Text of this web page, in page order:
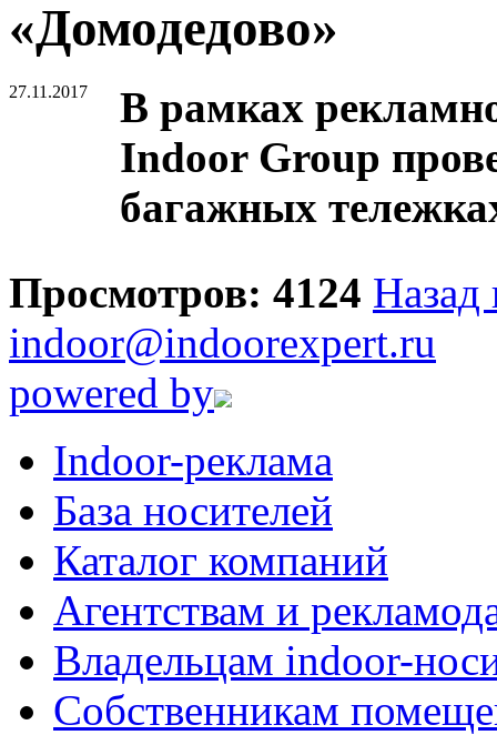
«Домодедово»
27.11.2017
В рамках
Indoor Group
багажных
Просмотров: 4124 Назад
indoor@indoorexpert.ru
powered by
Indoor-реклама
База носителей
Каталог компаний
Агентствам и
Владельцам indoor-
Собственникам